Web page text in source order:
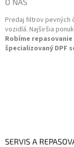
O NÁS
Predaj filtrov pevných
vozidlá. Najširšia
Robíme
špecializovaný DPF
SERVIS A